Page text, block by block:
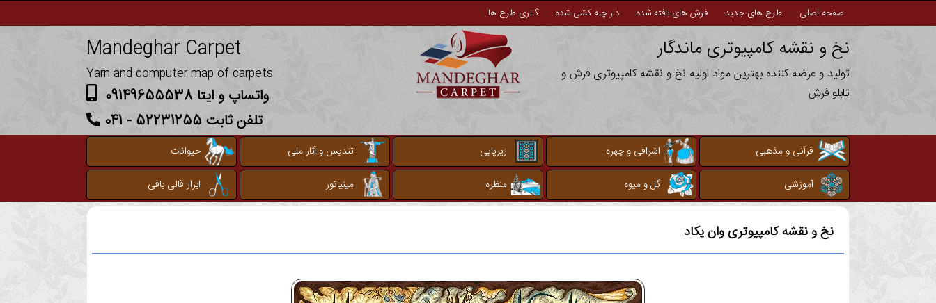
صفحه اصلی طرح های جدید فرش های بافته شده دار چله کشی شده گالری طرح ها
نخ و نقشه کامپیوتری ماندگار
تولید و عرضه کننده بهترین مواد اولیه نخ و نقشه کامپیوتری فرش و
تابلو فرش
Mandeghar Carpet
Yarn and computer map of carpets
واتساپ و ایتا 09149655538
تلفن ثابت 52231255 - 041
قرآنی و مذهبی اشرافی و چهره زیرپایی تندیس و آثار ملی
حیوانات
آموزشی
گل و میوه منظره مینیاتور ابزار قالی بافی
نخ و نقشه کامپیوتریوان یکاد